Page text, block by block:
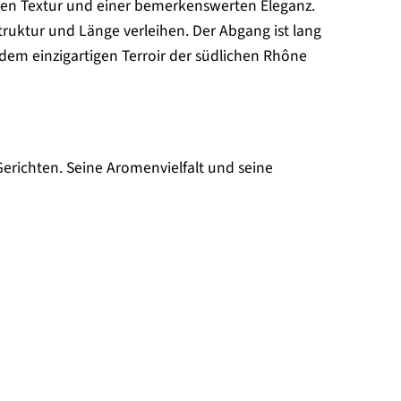
Textur und einer bemerkenswerten Eleganz.
und Länge verleihen. Der Abgang ist lang
einzigartigen Terroir der südlichen Rhône
Seine Aromenvielfalt und seine